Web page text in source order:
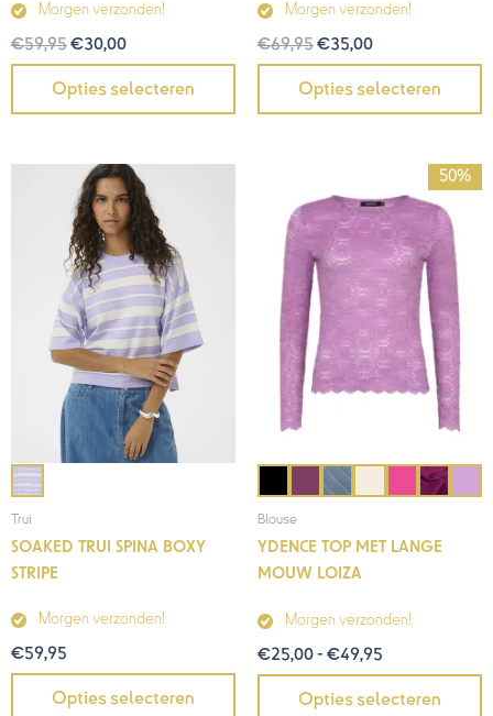
Morgen verzonden!
€59,95€30,00
Opties selecteren
Morgen verzonden!
€69,95€35,00
Opties selecteren
Trui
SOAKED TRUI SPINA BOXY
STRIPE
Morgen verzonden!
€59,95
Opties selecteren
50%
Blouse
YDENCE TOP MET LANGE
MOUW LOIZA
Morgen verzonden!
€25,00- €49,95
Prijsklasse:
€25,00
tot
€49,95
Opties selecteren